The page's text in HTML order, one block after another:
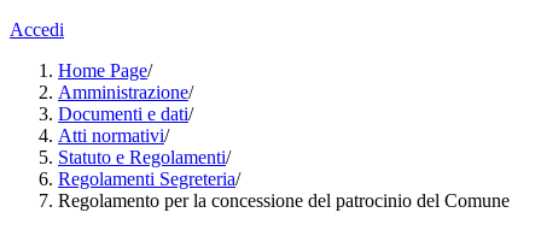
Accedi
Home Page/
Amministrazione/
Documenti e dati/
Atti normativi/
Statuto e Regolamenti/
Regolamenti Segreteria/
Regolamento per la concessione del patrocinio del Comune